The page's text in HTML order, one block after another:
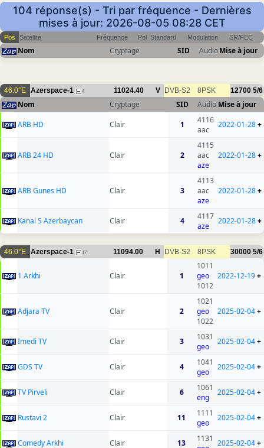
104 réponse(s) - Tri par fréquence - Dernières
mises à jour: 2026-08-05 08:28 CET
Pos Satellite Fréquence Pol Standard Modulation SR/FEC
Nom Cryptage SID AudioMise à jour
46.0°E Azerspace-1 4 11024.40 V DVB-S2 8PSK 12700 5/6
Nom Cryptage SID Audio Mise à jour
ARB HD
Clair 1
4116
aac
2022-01-28+
ARB 24 HD Clair 2
4115
aac
aze
2022-01-28+
ARB Gunes HD Clair 3
4113
aac
aze
2022-01-28+
Kanal S Azerbaycan Clair 4
4117
aze
2022-01-28+
46.0°E Azerspace-1 17 11094.00 H DVB-S2 8PSK 30000 5/6
1 Arkhi Clair 1
1011
geo
1012
2022-12-19+
Adjara TV Clair 2
1021
geo
1022
2025-02-04+
Imedi TV Clair 3
1031
geo
2025-02-04+
GDS TV Clair 4
1041
geo
2025-02-04+
TV Pirveli Clair 6
1061
eng
2025-02-04+
Rustavi 2 Clair 11
1111
geo
2025-02-04+
Comedy Arkhi Clair 13
1131 2025-02-04+